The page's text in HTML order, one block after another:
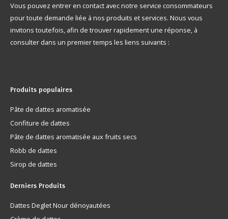
Vous pouvez entrer en contact avec notre service consommateurs
pour toute demande liée à nos produits et services. Nous vous
invitons toutefois, afin de trouver rapidement une réponse, à
consulter dans un premier temps les liens suivants :
Produits populaires
Pâte de dattes aromatisée
Confiture de dattes
Pâte de dattes aromatisée aux fruits secs
Robb de dattes
Sirop de dattes
Derniers Produits
Dattes Deglet Nour dénoyautées